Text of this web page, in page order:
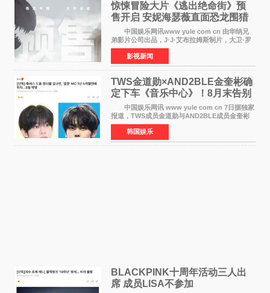
惊悚冒险大片《逃出绝命街》预
售开启 安妮海瑟薇直面恐龙围猎
中国娱乐网讯www yule com cn 由华纳兄
弟影片公司出品，J·J·艾布拉姆斯制片，大卫·罗
伯特·米切尔执导，好莱坞巨星安妮·海瑟薇和伊万
·麦克格雷格领衔主演的2026暑期惊悚冒险大片
《逃出绝
影视新闻
TWS金道勋×AND2BLE金奎彬确
定下车《音乐中心》！8月末告别
MC席位
中国娱乐网讯 www yule com cn 7日据独家
报道，TWS成员金道勋与AND2BLE成员金奎彬
将于8月离开《音乐中心》MC的位置。 金道
勋与金奎彬于去年3月与H2H A-NA一起被选为
《音乐中心》MC，约1
韩国娱乐
BLACKPINK十周年活动三人出
席 成员LISA不参加